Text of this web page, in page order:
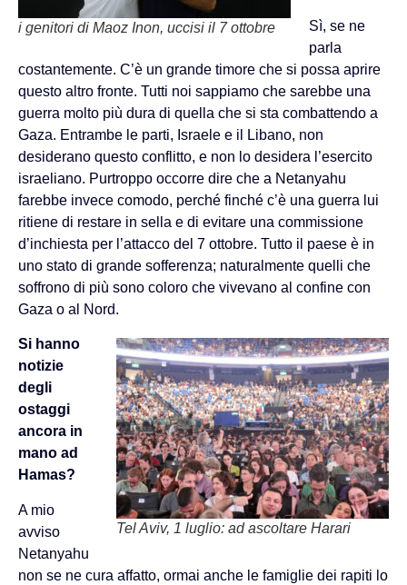
i genitori di Maoz Inon, uccisi il 7 ottobre
Sì, se ne
parla
costantemente. C’è un grande timore che si possa aprire
questo altro fronte. Tutti noi sappiamo che sarebbe una
guerra molto più dura di quella che si sta combattendo a
Gaza. Entrambe le parti, Israele e il Libano, non
desiderano questo conflitto, e non lo desidera l’esercito
israeliano. Purtroppo occorre dire che a Netanyahu
farebbe invece comodo, perché finché c’è una guerra lui
ritiene di restare in sella e di evitare una commissione
d’inchiesta per l’attacco del 7 ottobre. Tutto il paese è in
uno stato di grande sofferenza; naturalmente quelli che
soffrono di più sono coloro che vivevano al confine con
Gaza o al Nord.
Tel Aviv, 1 luglio: ad ascoltare Harari
Si hanno
notizie
degli
ostaggi
ancora in
mano ad
Hamas?
A mio
avviso
Netanyahu
non se ne cura affatto, ormai anche le famiglie dei rapiti lo